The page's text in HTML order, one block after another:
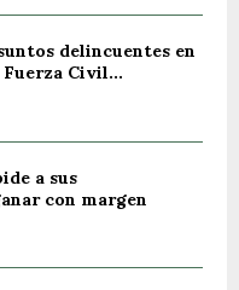
delincuentes en
Civil...
a sus
con margen